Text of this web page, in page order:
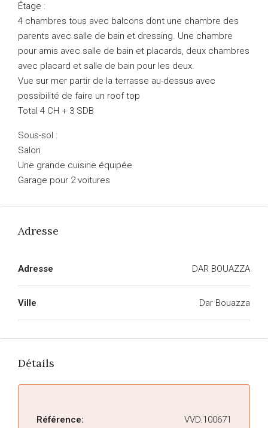
Étage :
4 chambres tous avec balcons dont une chambre des
parents avec salle de bain et dressing. Une chambre
pour amis avec salle de bain et placards, deux chambres
avec placard et salle de bain pour les deux.
Vue sur mer partir de la terrasse au-dessus avec
possibilité de faire un roof top
Total 4 CH + 3 SDB
Sous-sol :
Salon
Une grande cuisine équipée
Garage pour 2 voitures
Adresse
Adresse DAR BOUAZZA
Ville Dar Bouazza
Détails
Référence: VVD.100671